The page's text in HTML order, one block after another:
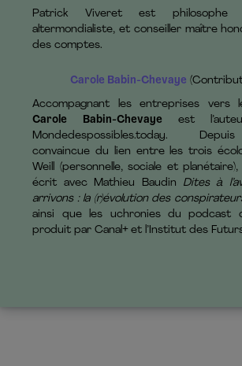
Patrick Viveret est philosophe
altermondialiste, et conseiller maître
des comptes.
Carole Babin-Chevaye
Accompagnant les entreprises vers
Carole Babin-Chevaye est
Mondedespossibles.today.
convaincue du lien entre les trois
Weill (personnelle, sociale et
écrit avec Mathieu Baudin Dites à
arrivons : la (r)évolution des
ainsi que les uchronies du podcast
produit par Canal+ et l’Institut des